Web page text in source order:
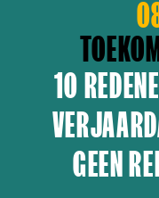
10
GEEN